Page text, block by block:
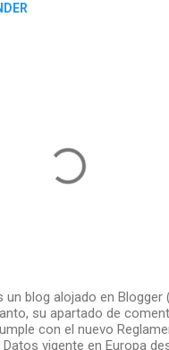
un blog alojado en Blogger
su apartado de
con el nuevo
vigente en Europa